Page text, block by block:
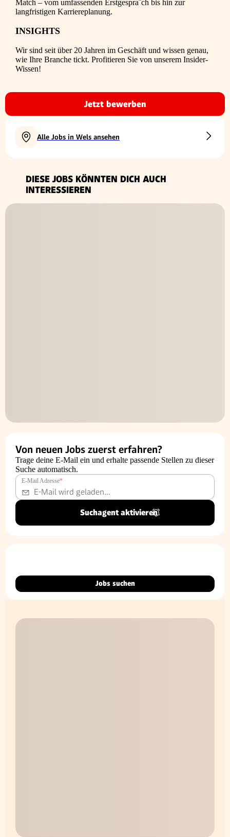
Match – vom umfassenden Erstgespra¨ch bis hin zur
langfristigen Karriereplanung.
INSIGHTS
Wir sind seit über 20 Jahren im Geschäft und wissen genau,
wie Ihre Branche tickt. Profitieren Sie von unserem Insider-
Wissen!
Jetzt bewerben
Alle Jobs in Wels ansehen
DIESE JOBS KÖNNTEN DICH AUCH
INTERESSIEREN
Von neuen Jobs zuerst erfahren?
Trage deine E-Mail ein und erhalte passende Stellen zu dieser
Suche automatisch.
E-Mail Adresse*
Suchagent aktivieren
Jobs suchen